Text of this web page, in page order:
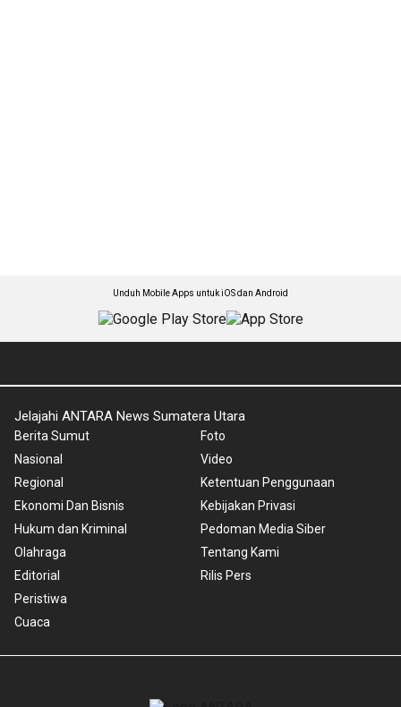
Unduh Mobile Apps untuk iOS dan Android
Jelajahi ANTARA News Sumatera Utara
Berita Sumut
Nasional
Regional
Ekonomi Dan Bisnis
Hukum dan Kriminal
Olahraga
Editorial
Peristiwa
Cuaca
Foto
Video
Ketentuan Penggunaan
Kebijakan Privasi
Pedoman Media Siber
Tentang Kami
Rilis Pers